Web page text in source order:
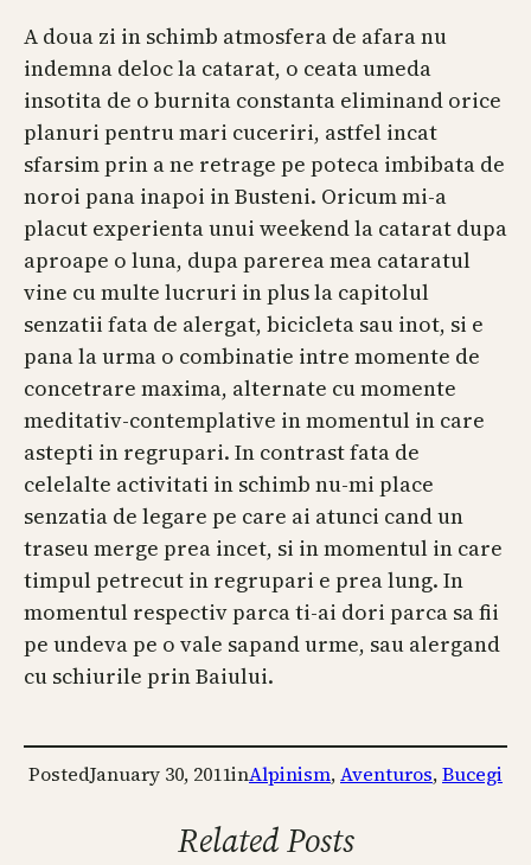
A doua zi in schimb atmosfera de afara nu
indemna deloc la catarat, o ceata umeda
insotita de o burnita constanta eliminand orice
planuri pentru mari cuceriri, astfel incat
sfarsim prin a ne retrage pe poteca imbibata de
noroi pana inapoi in Busteni. Oricum mi-a
placut experienta unui weekend la catarat dupa
aproape o luna, dupa parerea mea cataratul
vine cu multe lucruri in plus la capitolul
senzatii fata de alergat, bicicleta sau inot, si e
pana la urma o combinatie intre momente de
concetrare maxima, alternate cu momente
meditativ-contemplative in momentul in care
astepti in regrupari. In contrast fata de
celelalte activitati in schimb nu-mi place
senzatia de legare pe care ai atunci cand un
traseu merge prea incet, si in momentul in care
timpul petrecut in regrupari e prea lung. In
momentul respectiv parca ti-ai dori parca sa fii
pe undeva pe o vale sapand urme, sau alergand
cu schiurile prin Baiului.
PostedJanuary 30, 2011inAlpinism, Aventuros, Bucegi
Related Posts